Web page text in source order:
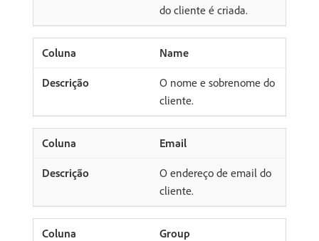
do cliente é criada.
Name
O nome e sobrenome do
cliente.
Email
O endereço de email do
cliente.
Group